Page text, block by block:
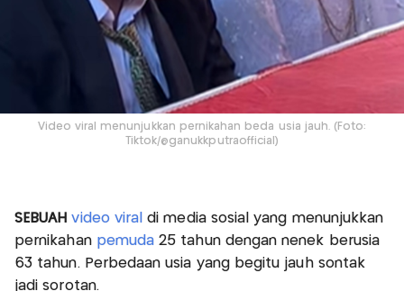
Video viral menunjukkan pernikahan beda usia jauh. (Foto:
Tiktok/@ganukkputraofficial)
SEBUAHvideo viral di media sosial yang menunjukkan
pernikahan pemuda 25 tahun dengan nenek berusia
63 tahun. Perbedaan usia yang begitu jauh sontak
jadi sorotan.